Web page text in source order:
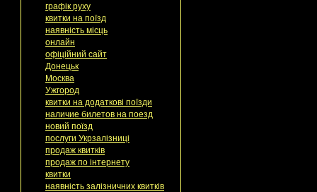
графік руху
квитки на поїзд
наявність місць
онлайн
офіційний сайт
Донецьк
Москва
Ужгород
квитки на додаткові поїзди
наличие билетов на поезд
новий поїзд
послуги Укрзалізниці
продаж квитків
продаж по інтернету
квитки
наявність залізничних квитків